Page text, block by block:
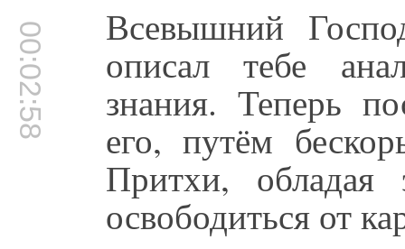
00:02:58 Всевышний
описал тебе
знания. Теперь
его, путём
Притхи,
освободиться от